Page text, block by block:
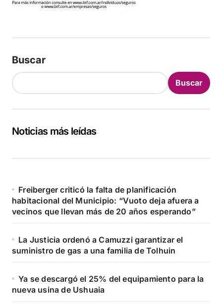
Buscar
Buscar
Noticias más leídas
Freiberger criticó la falta de planificación
habitacional del Municipio: “Vuoto deja afuera a
vecinos que llevan más de 20 años esperando”
La Justicia ordenó a Camuzzi garantizar el
suministro de gas a una familia de Tolhuin
Ya se descargó el 25% del equipamiento para la
nueva usina de Ushuaia